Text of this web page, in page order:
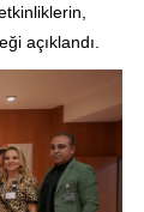
açıklandı.